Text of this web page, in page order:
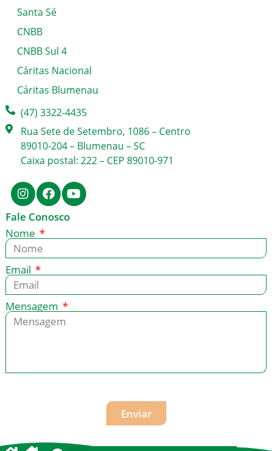
Santa Sé
CNBB
CNBB Sul 4
Cáritas Nacional
Cáritas Blumenau
(47) 3322-4435
Rua Sete de Setembro, 1086 – Centro
89010-204 – Blumenau – SC
Caixa postal: 222 – CEP 89010-971
Fale Conosco
Nome
Email
Mensagem
Enviar